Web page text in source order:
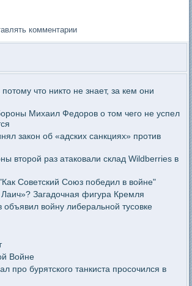
комментарии
что никто не знает, за кем они
Михаил Федоров о том чего не успел
закон об «адских санкциях» против
второй раз атаковали склад Wildberries в
Советский Союз победил в войне"
Загадочная фигура Кремля
объявил войну либеральной тусовке
Войне
про бурятского танкиста просочился в